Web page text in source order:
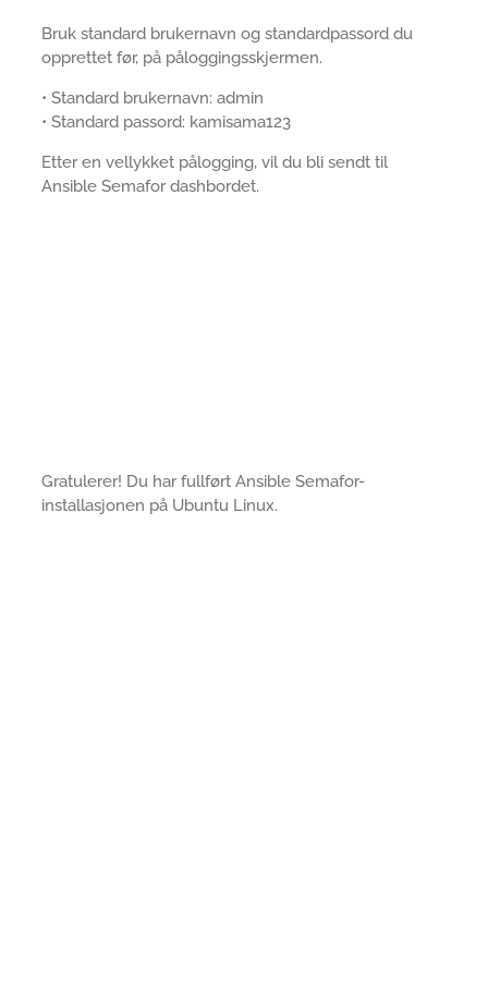
Bruk standard brukernavn og standardpassord du
opprettet før, på påloggingsskjermen.
• Standard brukernavn: admin
• Standard passord: kamisama123
Etter en vellykket pålogging, vil du bli sendt til
Ansible Semafor dashbordet.
Gratulerer! Du har fullført Ansible Semafor-
installasjonen på Ubuntu Linux.